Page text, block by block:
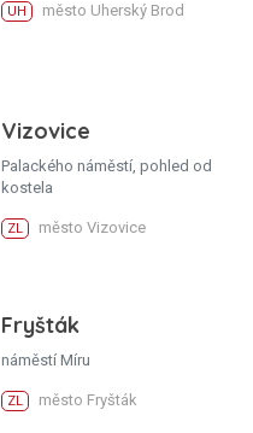
UH město Uherský Brod
Vizovice
Palackého náměstí, pohled od
kostela
ZL město Vizovice
Fryšták
náměstí Míru
ZL město Fryšták